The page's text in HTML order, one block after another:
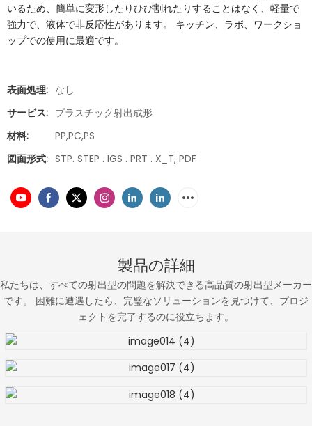
いるため、簡単に変形したりひび割れたりすることはなく、軽量で
強力で、液体で非反応性があります。 キッチン、ラボ、ワークショ
ップでの使用に最適です。
表面処理: なし
サービス: プラスチック射出成形
材料:
PP,PC,PS
図面形式: STP. STEP . IGS . PRT . X_T, PDF
製品の詳細
私たちは、すべての射出型の問題を解決できる高品質の射出型メーカー
です。 困難に遭遇したら、完璧なソリューションを見つけて、プロジ
ェクトを完了するのに役立ちます。